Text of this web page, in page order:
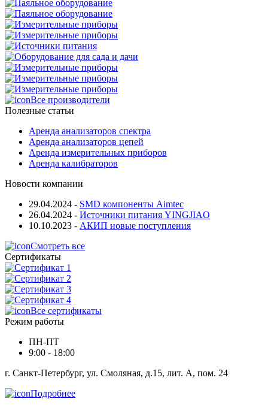
Все производители
Полезные статьи
Аренда анализаторов спектра
Аренда анализаторов цепей
Аренда измерительных приборов
Аренда калибраторов
Новости компании
29.04.2024 - SMD компоненты Aimtec
26.04.2024 - Источники питания YINGJIAO
10.10.2023 - АКИП новые поступления
Смотреть все
Сертификаты
Все сертификаты
Режим работы
ПН-ПТ
9:00 - 18:00
г. Санкт-Петербург, ул. Смоляная, д.15, лит. А, пом. 24
Подробнее